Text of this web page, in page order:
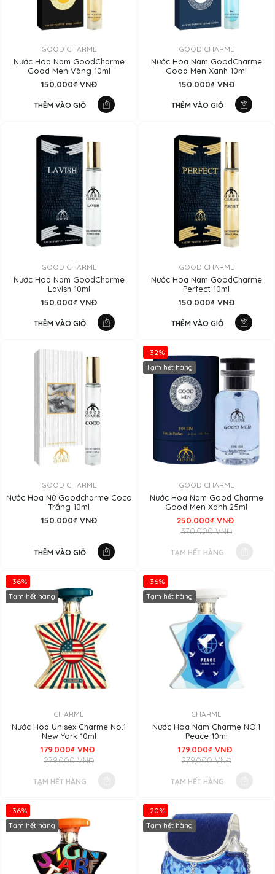
GOOD CHARME
Nước Hoa Nam GoodCharme
Good Men Vàng 10ml
150.000₫ VNĐ
THÊM VÀO GIỎ
GOOD CHARME
Nước Hoa Nam GoodCharme
Good Men Xanh 10ml
150.000₫ VNĐ
THÊM VÀO GIỎ
GOOD CHARME
Nước Hoa Nam GoodCharme
Lavish 10ml
150.000₫ VNĐ
THÊM VÀO GIỎ
GOOD CHARME
Nước Hoa Nam GoodCharme
Perfect 10ml
150.000₫ VNĐ
THÊM VÀO GIỎ
GOOD CHARME
Nước Hoa Nữ Goodcharme Coco
Trắng 10ml
150.000₫ VNĐ
THÊM VÀO GIỎ
-32%
Tạm hết hàng
GOOD CHARME
Nước Hoa Nam Good Charme
Good Men Xanh 25ml
250.000₫ VNĐ
370,000 VNĐ
TẠM HẾT HÀNG
-36%
Tạm hết hàng
CHARME
Nước Hoa Unisex Charme No.1
New York 10ml
179.000₫ VNĐ
279,000 VNĐ
TẠM HẾT HÀNG
-36%
Tạm hết hàng
CHARME
Nước Hoa Nam Charme NO.1
Peace 10ml
179.000₫ VNĐ
279,000 VNĐ
TẠM HẾT HÀNG
-36%
Tạm hết hàng
-20%
Tạm hết hàng